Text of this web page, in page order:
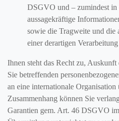
DSGVO und – zumindest in
aussagekräftige
sowie die Tragweite und die
einer derartigen
Ihnen steht das Recht zu,
Sie betreffenden
an eine internationale
Zusammenhang können Sie
Garantien gem. Art. 46 DSGVO